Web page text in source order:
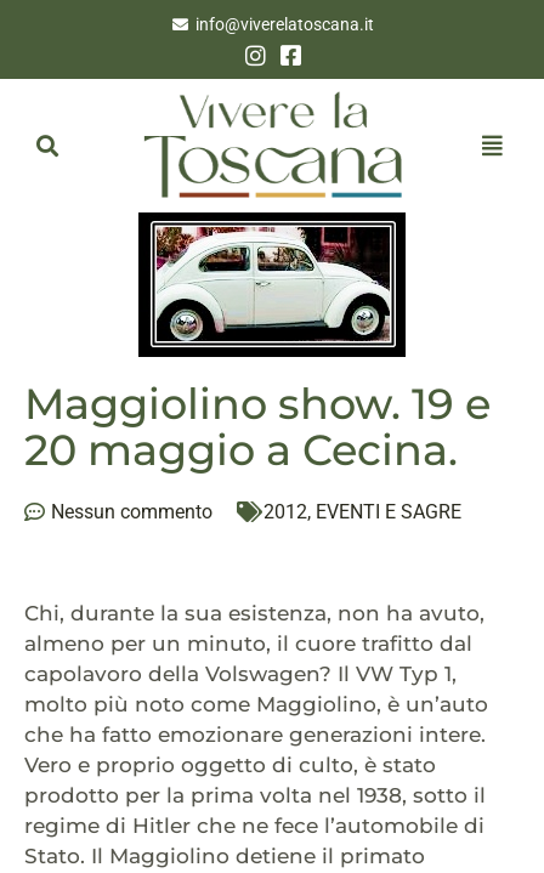
info@viverelatoscana.it
Maggiolino show. 19 e
20 maggio a Cecina.
Nessun commento 2012, EVENTI E SAGRE
Chi, durante la sua esistenza, non ha avuto,
almeno per un minuto, il cuore trafitto dal
capolavoro della Volswagen? Il VW Typ 1,
molto più noto come Maggiolino, è un’auto
che ha fatto emozionare generazioni intere.
Vero e proprio oggetto di culto, è stato
prodotto per la prima volta nel 1938, sotto il
regime di Hitler che ne fece l’automobile di
Stato. Il Maggiolino detiene il primato